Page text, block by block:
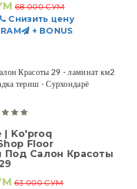
68 000 СУМ
Снизить цену
+ BONUS
| Ko'proq
Floor
Под Салон Красоты
63 000 СУМ